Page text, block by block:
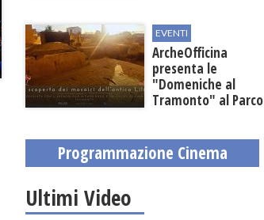
EVENTI
ArcheOfficina
presenta le
"Domeniche al
Tramonto" al Parco
Programmazione Cinema
Ultimi Video